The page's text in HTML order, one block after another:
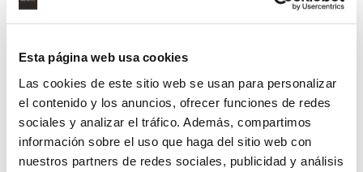
Esta página web usa cookies
Las cookies de este sitio web se usan para personalizar
el contenido y los anuncios, ofrecer funciones de redes
sociales y analizar el tráfico. Además, compartimos
información sobre el uso que haga del sitio web con
nuestros partners de redes sociales, publicidad y análisis
¿Has olvidado tu contraseña?